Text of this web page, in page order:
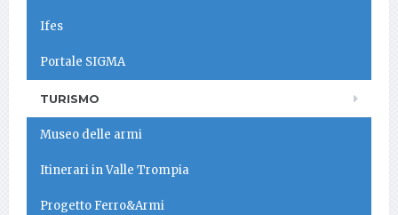
Ifes
Portale SIGMA
TURISMO
Museo delle armi
Itinerari in Valle Trompia
Progetto Ferro&Armi